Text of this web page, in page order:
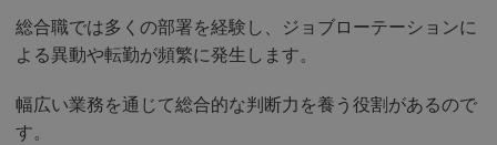
総合職では多くの部署を経験し、ジョブローテーションに
よる異動や転勤が頻繁に発生します。
幅広い業務を通じて総合的な判断力を養う役割があるので
す。